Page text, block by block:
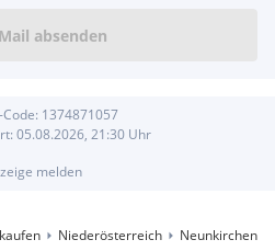
absenden
1374871057
05.08.2026, 21:30Uhr
melden
Niederösterreich Neunkirchen